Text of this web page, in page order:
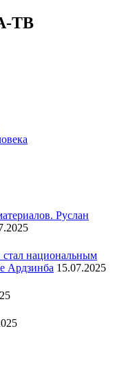
ТВ
Руслан
национальным
Ардзинба 15.07.2025